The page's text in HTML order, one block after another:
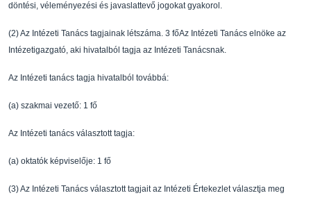
döntési, véleményezési és javaslattevő jogokat gyakorol.
(2)Az Intézeti Tanács tagjainak létszáma. 3 főAz Intézeti Tanács elnöke az
Intézetigazgató, aki hivatalból tagja az Intézeti Tanácsnak.
Az Intézeti tanács tagja hivatalból továbbá:
(a) szakmai vezető: 1 fő
Az Intézeti tanács választott tagja:
(a) oktatók képvisel ője: 1 fő
(3)Az Intézeti Tanács választott tagjait az Intézeti Értekezlet választja meg